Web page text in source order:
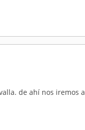
de ahí nos iremos